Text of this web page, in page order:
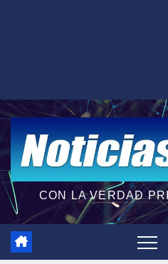
CON LA VERDAD